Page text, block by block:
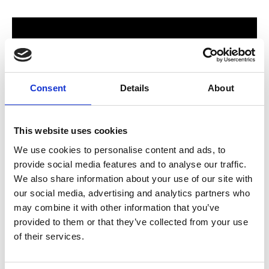
Consent Details About
This website uses cookies
We use cookies to personalise content and ads, to
provide social media features and to analyse our traffic.
We also share information about your use of our site with
our social media, advertising and analytics partners who
may combine it with other information that you’ve
provided to them or that they’ve collected from your use
of their services.
För hela familjen
2024 stod Varbergs nya butik och bygglagar klart. Förmodligen
ett av Sveriges mest välsorterade byggvaruhus som välkomnar
både dig som konsument och proffskund. Varbergs Trä har allt